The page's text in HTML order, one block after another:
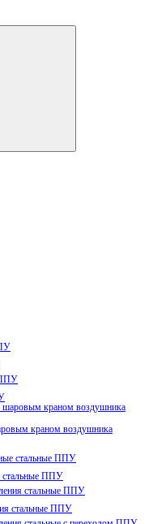
краном воздушника
стальные ППУ
стальные ППУ